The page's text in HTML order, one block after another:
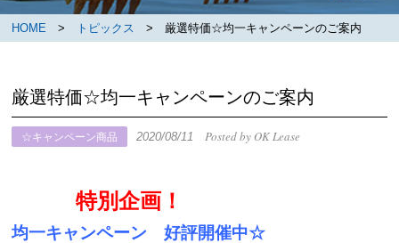
HOME > トピックス > 厳選特価☆均一キャンペーンのご案内
厳選特価☆均一キャンペーンのご案内
☆キャンペーン商品 2020/08/11Posted by OK Lease
特別企画！
均一キャンペーン 好評開催中☆